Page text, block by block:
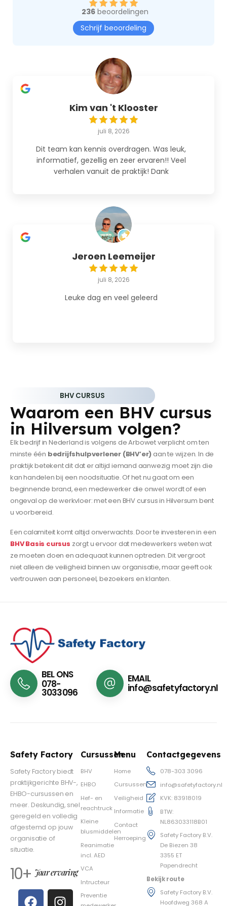
236beoordelingen
Schrijf beoordeling
Kim van 't Klooster
juli 8, 2026
Dit team kan kennis overdragen. Was leuk,
informatief, gezellig en zeer ervaren!! Veel
verhalen vanuit de praktijk! Dank
Jeroen Leemeijer
juli 8, 2026
Leuke dag en veel geleerd
BHV CURSUS
Waarom een BHV cursus
in Hilversum volgen?
Elk bedrijf in Nederland is volgens de Arbowet verplicht om ten
minste één bedrijfshulpverlener (BHV’er) aan te wijzen. In de
praktijk betekent dit dat er altijd iemand aanwezig moet zijn die
kan handelen bij een noodsituatie. Of het nu gaat om een
beginnende brand, een medewerker die onwel wordt of een
ongeval op de werkvloer: met een BHV cursus in Hilversum bent
u voorbereid.
Een calamiteit komt altijd onverwachts. Door te investeren in een
BHV Basis cursus zorgt u ervoor dat medewerkers weten wat
ze moeten doen en adequaat kunnen optreden. Dit vergroot
niet alleen de veiligheid binnen uw organisatie, maar geeft ook
vertrouwen aan personeel, bezoekers en klanten.
BEL ONS
078-
3033096
EMAIL
info@safetyfactory.nl
Safety Factory
Safety Factory biedt
praktijkgerichte BHV-,
EHBO-cursussen en
meer. Deskundig, snel
geregeld en volledig
afgestemd op jouw
organisatie of
situatie.
10+ Jaar ervaring
Cursussen
BHV
EHBO
Hef- en
reachtruck
Kleine
blusmiddelen
Reanimatie
incl. AED
VCA
Intructeur
Preventie
Menu
Home
Cursussen
Veiligheid
Informatie
Contact
Herroeping
Contactgegevens
078-303 3096
info@safetyfactory.nl
KVK: 83918019
BTW:
NL863033118B01
Safety Factory B.V.
De Biezen 38
3355 ET
Papendrecht
Bekijk route
Safety Factory B.V.
Hoofdweg 368 A